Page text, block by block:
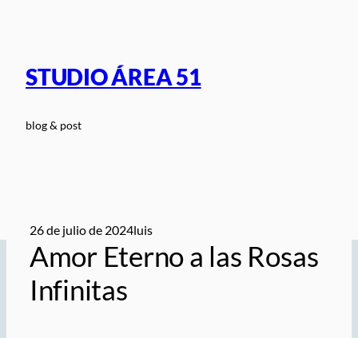
STUDIO ÁREA 51
blog & post
26 de julio de 2024luis
Amor Eterno a las Rosas
Infinitas